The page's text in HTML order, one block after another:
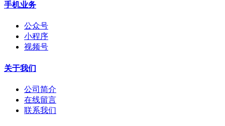
手机业务
公众号
小程序
视频号
关于我们
公司简介
在线留言
联系我们